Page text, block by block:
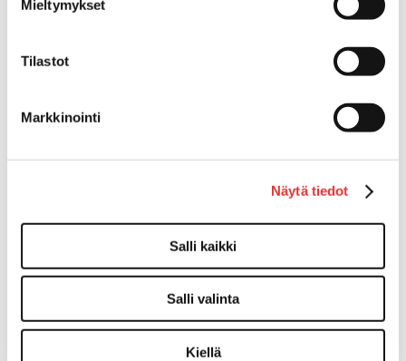
Mieltymykset
Tilastot
Markkinointi
Näytä tiedot
Salli kaikki
Salli valinta
Kiellä
Kädensija, metallia
Tuolinjalat
Tuolit
Venetuolit
Veneen kiinnitys